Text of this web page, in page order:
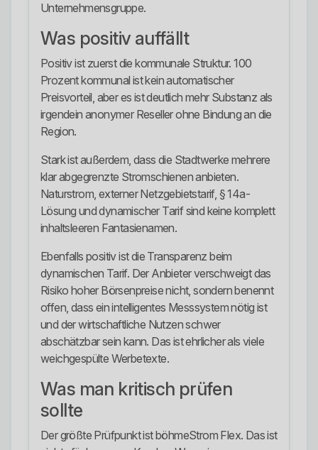
Unternehmensgruppe.
Was positiv auffällt
Positiv ist zuerst die kommunale Struktur. 100
Prozent kommunal ist kein automatischer
Preisvorteil, aber es ist deutlich mehr Substanz als
irgendein anonymer Reseller ohne Bindung an die
Region.
Stark ist außerdem, dass die Stadtwerke mehrere
klar abgegrenzte Stromschienen anbieten.
Naturstrom, externer Netzgebietstarif, § 14a-
Lösung und dynamischer Tarif sind keine komplett
inhaltsleeren Fantasienamen.
Ebenfalls positiv ist die Transparenz beim
dynamischen Tarif. Der Anbieter verschweigt das
Risiko hoher Börsenpreise nicht, sondern benennt
offen, dass ein intelligentes Messsystem nötig ist
und der wirtschaftliche Nutzen schwer
abschätzbar sein kann. Das ist ehrlicher als viele
weichgespülte Werbetexte.
Was man kritisch prüfen
sollte
Der größte Prüfpunkt ist böhmeStrom Flex. Das ist